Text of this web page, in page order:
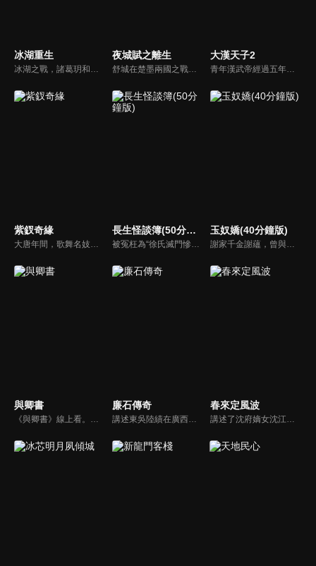
冰湖重生 夜城賦之離生
舒城在楚墨兩國之戰中落敗，並成為了墨國五皇女莫茴的魂器。失去自我意識的舒城跟隨姐姐莫茹回到墨國，面對失而復得的妹妹，莫茹欣喜又憂慮。為了保護親人和國家她棄醫從戎，甚至為了保護莫茴不惜被砍掉一條手臂，然而這一切都阻擋不了局勢的動盪不安...
大漢天子2
青年漢武帝經過五年執政，平息後宮勢力、抗拒外患入侵、粉碎政變陰謀，坐穩了皇帝寶座，正是開展雄才大略之時。能臣汲黯受到賞識，並引薦另一位奇才主父偃，漢武帝視其張固再世，委以重任。國力強盛使漢武帝屢屢北伐外族，只是規模巨大的戰爭使漢室逐漸捉襟見肘，諸侯勢力蠢蠢欲動。
紫釵奇緣
大唐年間，歌舞名妓霍小玉、風流俠客納蘭東、書香才子李益和巾幗紅顏盧靖瀾為首的風騷人物，彼此錯綜複雜的命運與感情糾葛。一場指腹為婚的誤會，造成浪漫卻無果的錯點鴛鴦，他們在階級差異與強權壓迫中勇於追求真愛，在宮廷權謀與世俗現實的拉扯中身不由己地被推向命運的叉路...
長生怪談簿(50分鐘版)
被冤枉為“徐氏滅門慘案”兇手的主人公在多年後深陷倖存者的複仇圈套，成功說服其共同對抗真兇，並找出真相的故事。整個故事發生在一個荒山客棧，眾人鬥智斗勇，一步步揭開每個人的秘密，還原案件本來面目。
玉奴嬌(40分鐘版)
謝家千金謝蘊，曾與殷稷相識相愛，卻被誤會為背叛殷稷轉嫁齊王的始亂終棄之人。殷稷登上王位後，開啟了謝蘊地獄般的宮廷生活。謝蘊在與殷稷的愛恨糾葛中依然守住本心，兩人攜手粉碎了逆賊的陰謀。
與卿書
《與卿書》線上看。姚州都督左經綸在上任途中誤入與世隔絕的村落—桃花塢，這裡有一個奇特的習俗，女子只有談過戀愛才算成年，左經綸突然出現在柳卿卿的「阿羅風」上任儀式，被族人認定為天意，強行留下左經綸在桃花塢……
廉石傳奇
講述東吳陸績在廣西鬱林任職期間，改革落後生產、提倡科教文化、為官剛直不阿、肅貪拒賄、兩袖清風、倡導廉政的故事。陸績的清廉自守，深得鬱林百姓的擁戴，當鬱林城大兵壓境的危急關頭，全城數萬百姓挺身而出，一場懸殊的奪城之戰，卻因為太守的一呼百應和百姓們的眾志成城而大獲全勝。
春來定風波
講述了沈府嫡女沈江離至純至善，成婚夜被設計與二少主陸景明有夫妻之實，還遭陷害禁足祠堂。分娩遇難被救後兒子焱焱卻有頑疾，藥只有陸家有，沈江離為救子重回陸府。她打臉刁難者，揭開當年被陷害的陰謀，也解開與陸景明的誤會，焱焱則神助攻兩人破鏡重圓。